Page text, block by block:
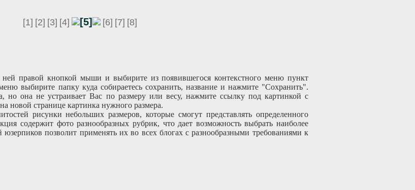
[1] [2] [3] [4] [5] [6] [7] [8]
ней правой кнопкой мыши и выбирите из появившегося контекстного меню пункт
выбирите папку куда собираетесь сохранить, название и нажмите "Сохранить".
но она не устраивает Вас по размеру или весу, нажмите ссылку под картинкой с
новой странице картинка нужного размера.
рисунки небольших размеров, которые смогут представлять определенного
содержит фото разнообразных рубрик, что дает возможность выбрать наиболее
позволит применять их во всех блогах с разнообразными требованиями к